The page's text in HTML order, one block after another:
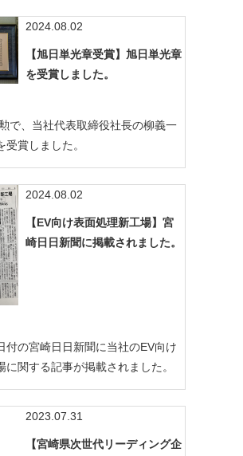
2024.08.02
【旭日単光章受賞】旭日単光章
を受賞しました。
で、当社代表取締役社長の柳義一
賞しました。
2024.08.02
【EV向け表面処理新工場】宮
崎日日新聞に掲載されました。
付の宮崎日日新聞に当社のEV向け
に関する記事が掲載されました。
2023.07.31
【宮崎県次世代リーディング企